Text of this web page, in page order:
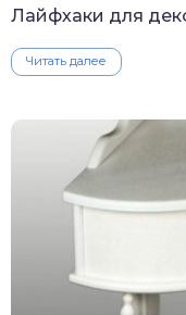
Лайфхаки для
Читать далее